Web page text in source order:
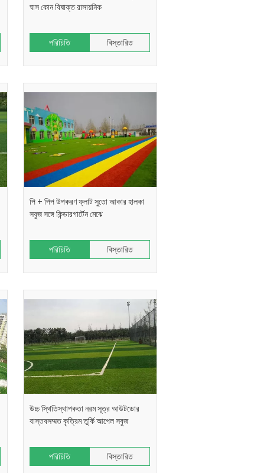
ঘাস কোন বিষাক্ত রাসায়নিক
পরিচিতি বিস্তারিত
পি + পিপ উপকরণ ফ্লাট সুতো আকার হালকা
সবুজ সঙ্গে কিন্ডারগার্টেন মেঝে
পরিচিতি বিস্তারিত
উচ্চ স্থিতিস্থাপকতা নরম সূত্র আউটডোর
বাস্তবসম্মত কৃত্রিম তুর্কি আপেল সবুজ
পরিচিতি বিস্তারিত